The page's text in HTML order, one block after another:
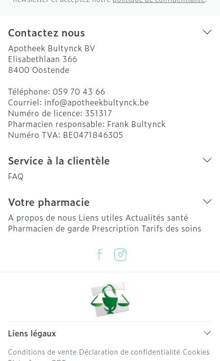
Contactez nous
Apotheek Bultynck BV
Elisabethlaan 366
8400 Oostende
Téléphone: 059 70 43 66
Courriel: info@apotheekbultynck.be
Numéro de licence: 351317
Pharmacien responsable: Frank Bultynck
Numéro TVA: BE0471846305
Service à la clientèle
FAQ
Votre pharmacie
A propos de nous Liens utiles Actualités santé
Pharmacien de garde Prescription Tarifs des soins
Liens légaux
Conditions de vente Déclaration de confidentialité Cookies